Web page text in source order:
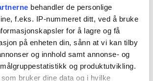
behandler de personlige
f.eks. IP-nummeret ditt, ved å bruke
for å lagre og få
på enheten din, sånn at vi kan tilby
og innhold samt annonse- og
og produktutvikling.
bruker dine data og i hvilke
frittvalgskonto er blant
om bak lukkede dører.